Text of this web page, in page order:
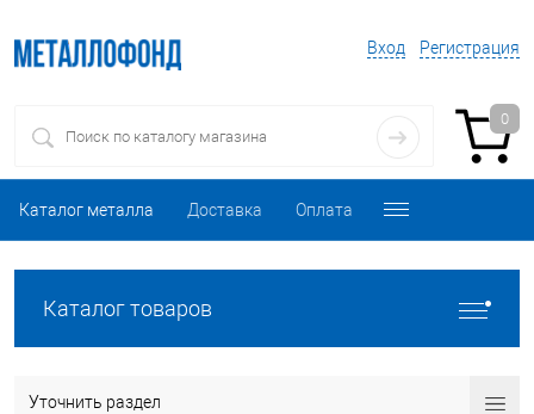
Вход Регистрация
0
Каталог металла Доставка Оплата
Каталог товаров
Уточнить раздел